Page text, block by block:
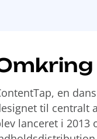
en
til centralt
lanceret i 2013